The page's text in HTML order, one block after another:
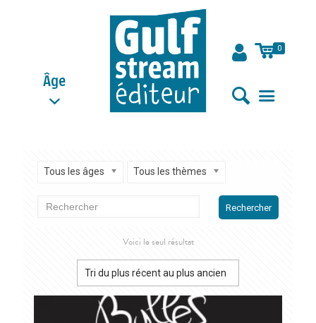
Âge
0
Tous les âges Tous les thèmes
Rechercher
Voici le seul résultat